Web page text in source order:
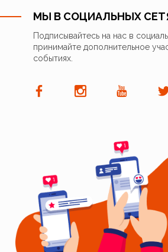
МЫ В СОЦИАЛЬНЫХ
Подписывайтесь на нас в
принимайте дополнительное
событиях.